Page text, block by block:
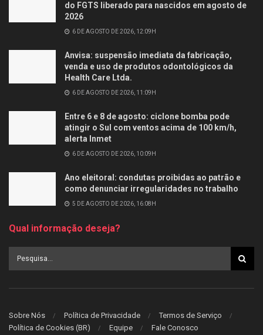
do FGTS liberado para nascidos em agosto de
2026
6 DE AGOSTO DE 2026, 12:09H
Anvisa: suspensão imediata da fabricação,
venda e uso de produtos odontológicos da
Health Care Ltda.
6 DE AGOSTO DE 2026, 11:09H
Entre 6 e 8 de agosto: ciclone bomba pode
atingir o Sul com ventos acima de 100 km/h,
alerta Inmet
6 DE AGOSTO DE 2026, 10:09H
Ano eleitoral: condutas proibidas ao patrão e
como denunciar irregularidades no trabalho
5 DE AGOSTO DE 2026, 16:08H
Qual informação deseja?
Sobre Nós Política de Privacidade
Termos de Serviço
Política de Cookies (BR)
Equipe Fale Conosco